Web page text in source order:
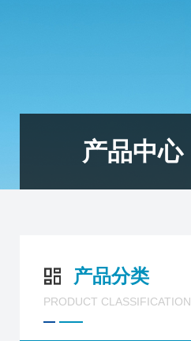
产品中心
产品分类
PRODUCT CLASSIFICATION